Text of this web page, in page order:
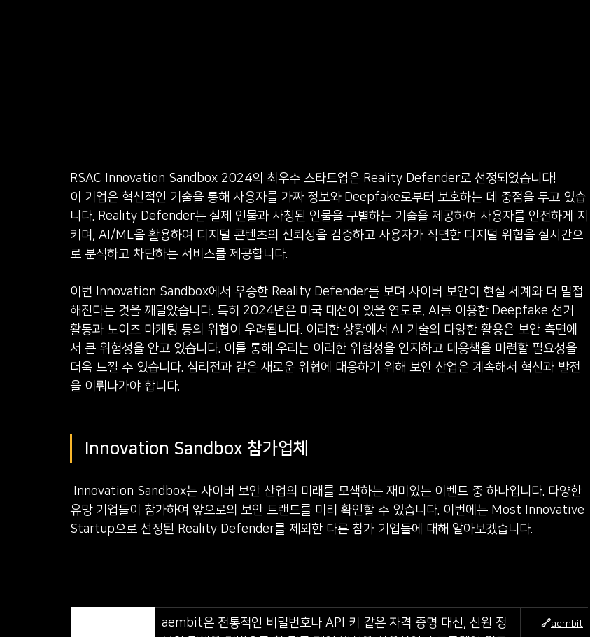
RSAC Innovation Sandbox 2024의 최우수 스타트업은 Reality Defender로 선정되었습니다! ​
이 기업은 혁신적인 기술을 통해 사용자를 가짜 정보와 Deepfake로부터 보호하는 데 중점을 두고 있습
니다. Reality Defender는 실제 인물과 사칭된 인물을 구별하는 기술을 제공하여 사용자를 안전하게 지
키며, AI/ML을 활용하여 디지털 콘텐츠의 신뢰성을 검증하고 사용자가 직면한 디지털 위협을 실시간으
로 분석하고 차단하는 서비스를 제공합니다. ​ ​
이번 Innovation Sandbox에서 우승한 Reality Defender를 보며 사이버 보안이 현실 세계와 더 밀접
해진다는 것을 깨달았습니다. 특히 2024년은 미국 대선이 있을 연도로, AI를 이용한 Deepfake 선거
활동과 노이즈 마케팅 등의 위협이 우려됩니다. 이러한 상황에서 AI 기술의 다양한 활용은 보안 측면에
서 큰 위험성을 안고 있습니다. 이를 통해 우리는 이러한 위험성을 인지하고 대응책을 마련할 필요성을
더욱 느낄 수 있습니다. 심리전과 같은 새로운 위협에 대응하기 위해 보안 산업은 계속해서 혁신과 발전
을 이뤄나가야 합니다. ​ ​
Innovation Sandbox 참가업체 ​
유망 기업들이 참가하여 앞으로의 보안 트랜드를 미리 확인할 수 있습니다. 이번에는 Most Innovative
Startup으로 선정된 Reality Defender를 제외한 다른 참가 기업들에 대해 알아보겠습니다. ​
aembit은 전통적인 비밀번호나 API 키 같은 자격 증명 대신, 신원 정
🔗aembit